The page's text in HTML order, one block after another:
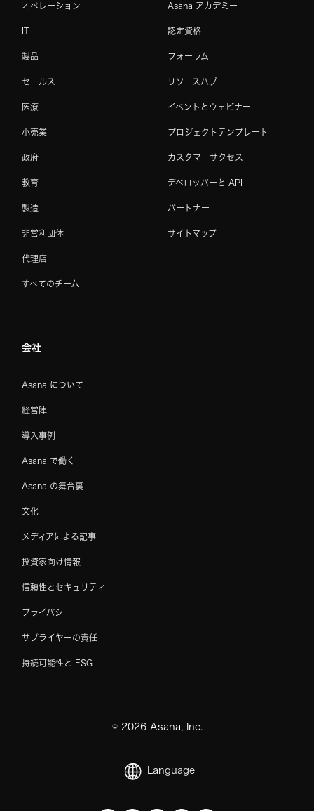
オペレーション
IT
製品
セールス
医療
小売業
政府
教育
製造
非営利団体
代理店
すべてのチーム
Asana アカデミー
認定資格
フォーラム
リソースハブ
イベントとウェビナー
プロジェクトテンプレート
カスタマーサクセス
デベロッパーと API
パートナー
サイトマップ
会社
Asana について
経営陣
導入事例
Asana で働く
Asana の舞台裏
文化
メディアによる記事
投資家向け情報
信頼性とセキュリティ
プライバシー
サプライヤーの責任
持続可能性と ESG
© 2026Asana, Inc.
Language